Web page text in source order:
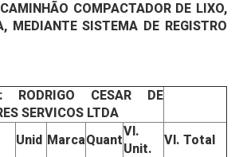
COMPACTADOR DE LIXO,
MEDIANTE SISTEMA DE REGISTRO
RODRIGO CESAR DE
SERVICOS LTDA
Unid MarcaQuant
Vl.
Unit.
Vl. Total